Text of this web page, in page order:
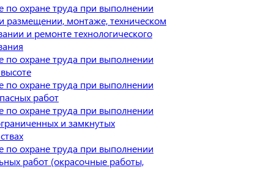
по охране труда при выполнении
размещении, монтаже, техническом
и ремонте технологического
по охране труда при выполнении
по охране труда при выполнении
работ
по охране труда при выполнении
и замкнутых
по охране труда при выполнении
работ (окрасочные работы,